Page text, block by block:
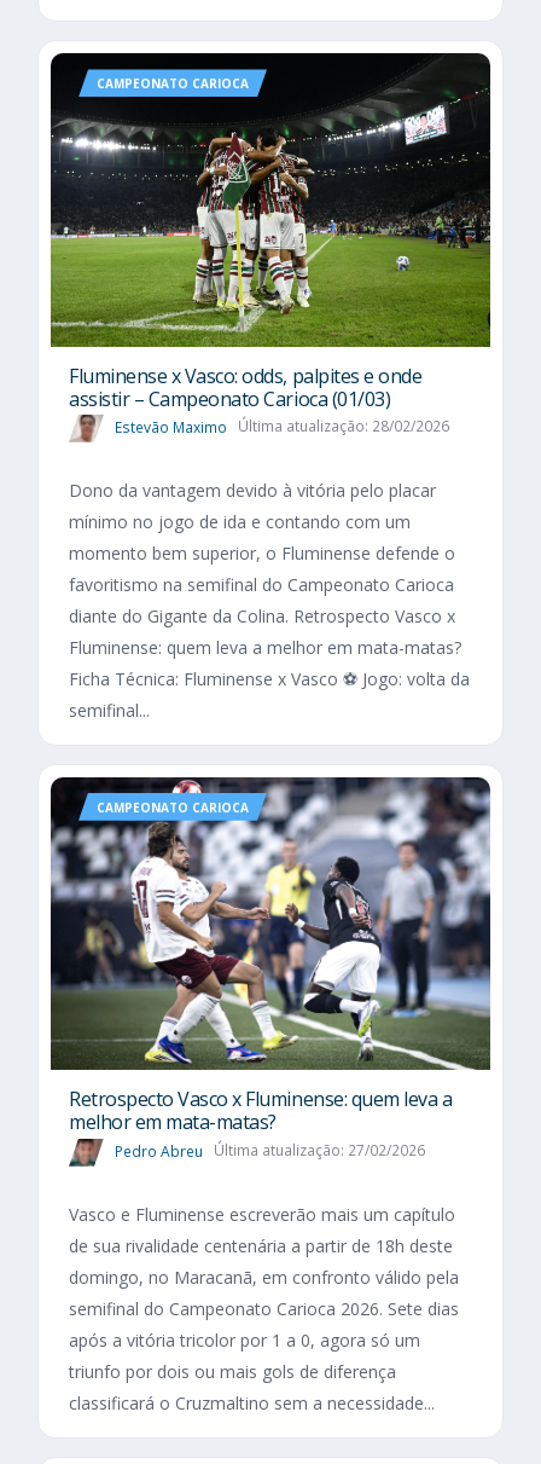
CAMPEONATO CARIOCA
Fluminense x Vasco: odds, palpites e onde
assistir – Campeonato Carioca (01/03)
Estevão Maximo Última atualização: 28/02/2026
Dono da vantagem devido à vitória pelo placar
mínimo no jogo de ida e contando com um
momento bem superior, o Fluminense defende o
favoritismo na semifinal do Campeonato Carioca
diante do Gigante da Colina. Retrospecto Vasco x
Fluminense: quem leva a melhor em mata-matas?
Ficha Técnica: Fluminense x Vasco ⚽ Jogo: volta da
semifinal...
CAMPEONATO CARIOCA
Retrospecto Vasco x Fluminense: quem leva a
melhor em mata-matas?
Pedro Abreu Última atualização: 27/02/2026
Vasco e Fluminense escreverão mais um capítulo
de sua rivalidade centenária a partir de 18h deste
domingo, no Maracanã, em confronto válido pela
semifinal do Campeonato Carioca 2026. Sete dias
após a vitória tricolor por 1 a 0, agora só um
triunfo por dois ou mais gols de diferença
classificará o Cruzmaltino sem a necessidade...